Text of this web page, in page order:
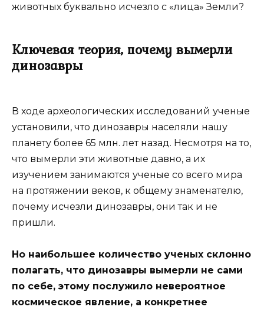
животных буквально исчезло с «лица» Земли?
Ключевая теория, почему вымерли
динозавры
В ходе археологических исследований ученые
установили, что динозавры населяли нашу
планету более 65 млн. лет назад. Несмотря на то,
что вымерли эти животные давно, а их
изучением занимаются ученые со всего мира
на протяжении веков, к общему знаменателю,
почему исчезли динозавры, они так и не
пришли.
Но наибольшее количество ученых склонно
полагать, что динозавры вымерли не сами
по себе, этому послужило невероятное
космическое явление, а конкретнее